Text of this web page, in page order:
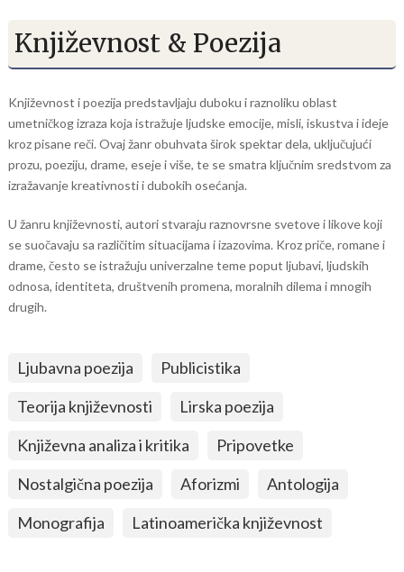
Književnost & Poezija
Književnost i poezija predstavljaju duboku i raznoliku oblast
umetničkog izraza koja istražuje ljudske emocije, misli, iskustva i ideje
kroz pisane reči. Ovaj žanr obuhvata širok spektar dela, uključujući
prozu, poeziju, drame, eseje i više, te se smatra ključnim sredstvom za
izražavanje kreativnosti i dubokih osećanja.
U žanru književnosti, autori stvaraju raznovrsne svetove i likove koji
se suočavaju sa različitim situacijama i izazovima. Kroz priče, romane i
drame, često se istražuju univerzalne teme poput ljubavi, ljudskih
odnosa, identiteta, društvenih promena, moralnih dilema i mnogih
drugih.
Ljubavna poezija
Publicistika
Teorija književnosti
Lirska poezija
Književna analiza i kritika
Pripovetke
Nostalgična poezija
Aforizmi
Antologija
Monografija
Latinoamerička književnost